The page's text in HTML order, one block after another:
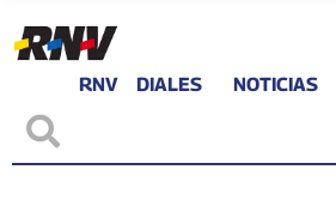
RNV DIALES NOTICIAS